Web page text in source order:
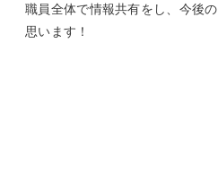
職員全体で情報共有をし、今後
思います！